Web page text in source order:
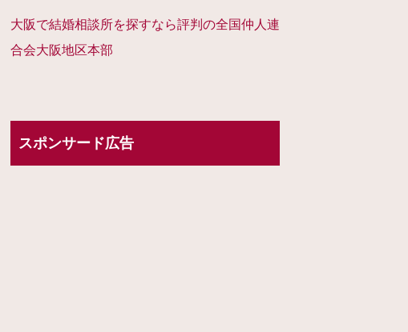
大阪で結婚相談所を探すなら評判の全国仲人連
合会大阪地区本部
スポンサード広告